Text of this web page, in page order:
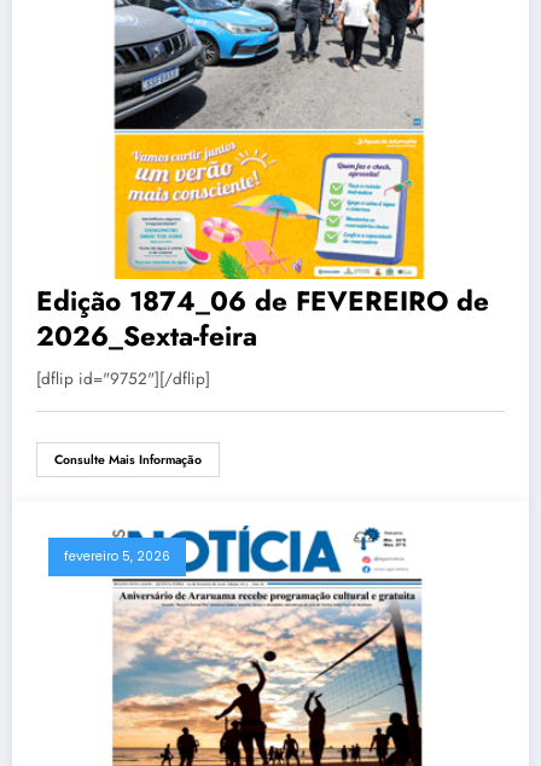
Edição 1874_06 de FEVEREIRO de
2026_Sexta-feira
[dflip id="9752"][/dflip]
Consulte Mais Informação
fevereiro 5, 2026